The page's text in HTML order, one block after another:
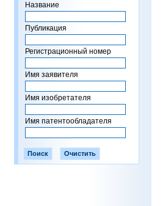
Название
Публикация
Регистрационный номер
Имя заявителя
Имя изобретателя
Имя патентообладателя